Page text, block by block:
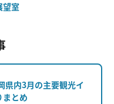
望室
県内3月の主要観光イ
まとめ